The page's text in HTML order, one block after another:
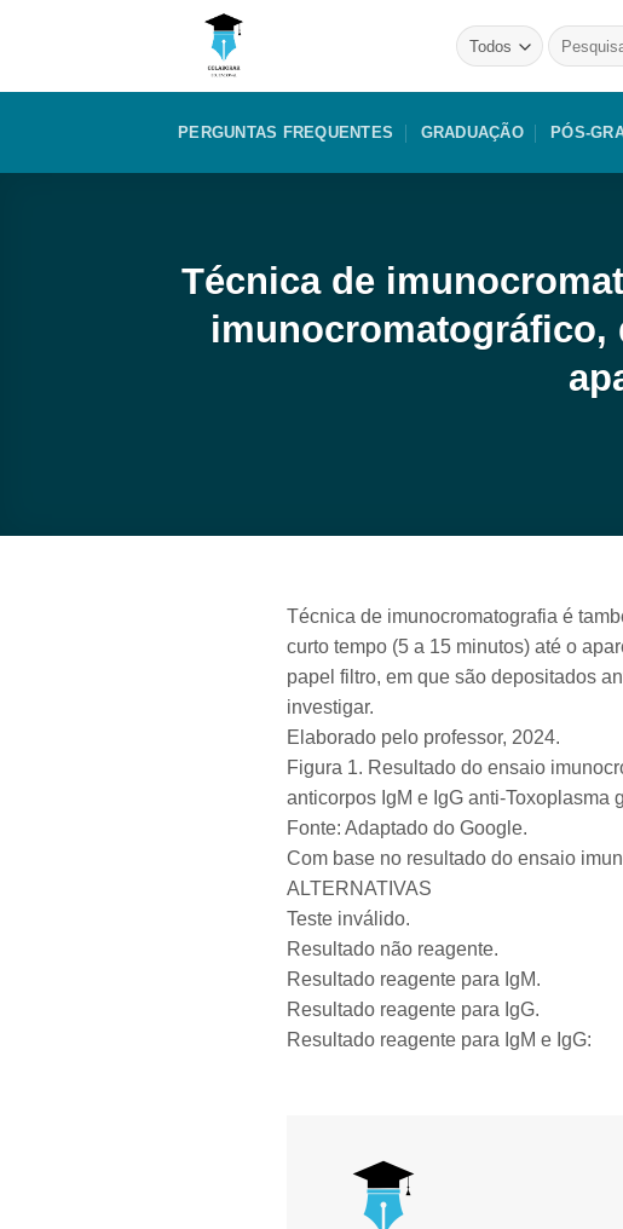
Pesquisar
por:
PERGUNTAS FREQUENTES GRADUAÇÃO PÓS-
Técnica de
imunocromatográfico,
Técnica de imunocromatografia é
curto tempo (5 a 15 minutos) até o
papel filtro, em que são depositados
investigar.
Elaborado pelo professor, 2024.
Figura 1. Resultado do ensaio
anticorpos IgM e IgG anti-Toxoplasma
Fonte: Adaptado do Google.
Com base no resultado do ensaio
ALTERNATIVAS
Teste inválido.
Resultado não reagente.
Resultado reagente para IgM.
Resultado reagente para IgG.
Resultado reagente para IgM e IgG: